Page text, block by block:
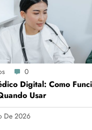
0
Digital: Como
Usar
De 2026